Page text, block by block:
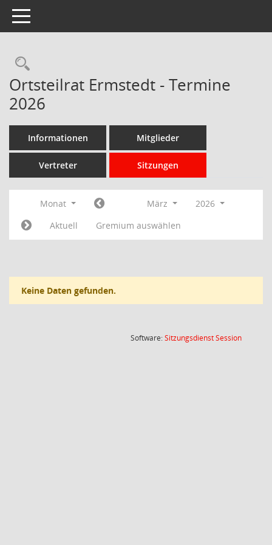
Toggle navigation
Rechercheauswahl
Ortsteilrat Ermstedt - Termine
2026
Informationen Mitglieder
Vertreter Sitzungen
Monat März
2026
Aktuell
Gremium auswählen
Keine Daten gefunden.
Software:SitzungsdienstSession(Wird in